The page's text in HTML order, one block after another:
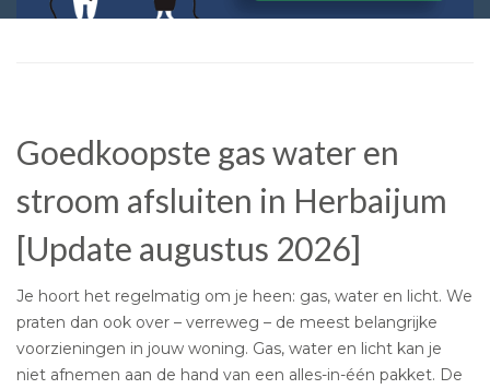
Goedkoopste gas water en
stroom afsluiten in Herbaijum
[Update augustus 2026]
Je hoort het regelmatig om je heen: gas, water en licht. We
praten dan ook over – verreweg – de meest belangrijke
voorzieningen in jouw woning. Gas, water en licht kan je
niet afnemen aan de hand van een alles-in-één pakket. De